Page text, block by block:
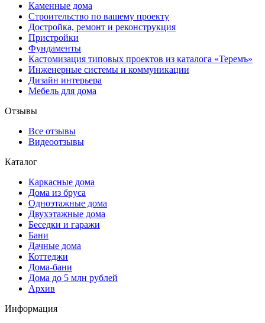
Каменные дома
Строительство по вашему проекту
Достройка, ремонт и реконструкция
Пристройки
Фундаменты
Кастомизация типовых проектов из каталога «Теремъ»
Инженерные системы и коммуникации
Дизайн интерьера
Мебель для дома
Отзывы
Все отзывы
Видеоотзывы
Каталог
Каркасные дома
Дома из бруса
Одноэтажные дома
Двухэтажные дома
Беседки и гаражи
Бани
Дачные дома
Коттеджи
Дома-бани
Дома до 5 млн рублей
Архив
Информация